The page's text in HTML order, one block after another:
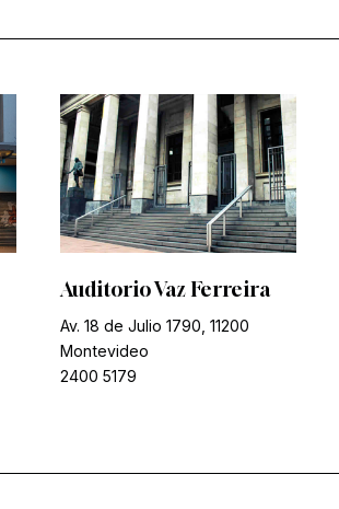
Auditorio Vaz Ferreira
Av. 18 de Julio 1790, 11200
Montevideo
2400 5179